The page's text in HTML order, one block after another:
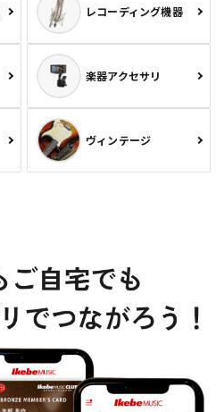
レコーディング機器
楽器アクセサリ
ヴィンテージ